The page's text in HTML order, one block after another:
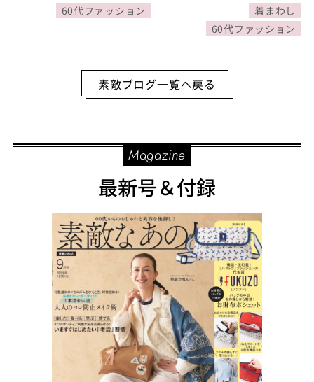
60代ファッション
着まわし
60代ファッション
素敵ブログ一覧へ戻る
Magazine
最新号＆付録